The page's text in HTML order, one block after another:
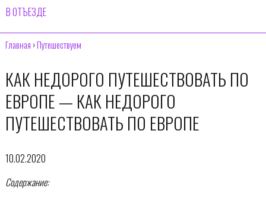
В ОТЪЕЗДЕ
Главная ›Путешествуем
КАК НЕДОРОГО ПУТЕШЕСТВОВАТЬ ПО
ЕВРОПЕ — КАК НЕДОРОГО
ПУТЕШЕСТВОВАТЬ ПО ЕВРОПЕ
10.02.2020
Содержание: